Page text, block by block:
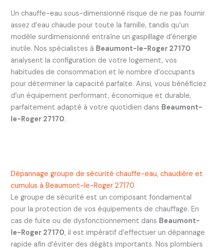
Un chauffe-eau sous-dimensionné risque de ne pas fournir
assez d’eau chaude pour toute la famille, tandis qu’un
modèle surdimensionné entraîne un gaspillage d’énergie
inutile. Nos spécialistes à Beaumont-le-Roger 27170
analysent la configuration de votre logement, vos
habitudes de consommation et le nombre d’occupants
pour déterminer la capacité parfaite. Ainsi, vous bénéficiez
d’un équipement performant, économique et durable,
parfaitement adapté à votre quotidien dans Beaumont-
le-Roger 27170.
Dépannage groupe de sécurité chauffe-eau, chaudière et
cumulus à Beaumont-le-Roger 27170
Le groupe de sécurité est un composant fondamental
pour la protection de vos équipements de chauffage. En
cas de fuite ou de dysfonctionnement dans Beaumont-
le-Roger 27170, il est impératif d’effectuer un dépannage
rapide afin d’éviter des dégâts importants. Nos plombiers